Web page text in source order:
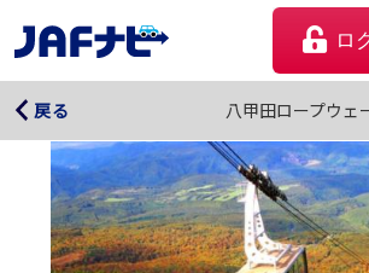
ロ
戻る 八甲田ロープウェ
八甲田ロープウェー